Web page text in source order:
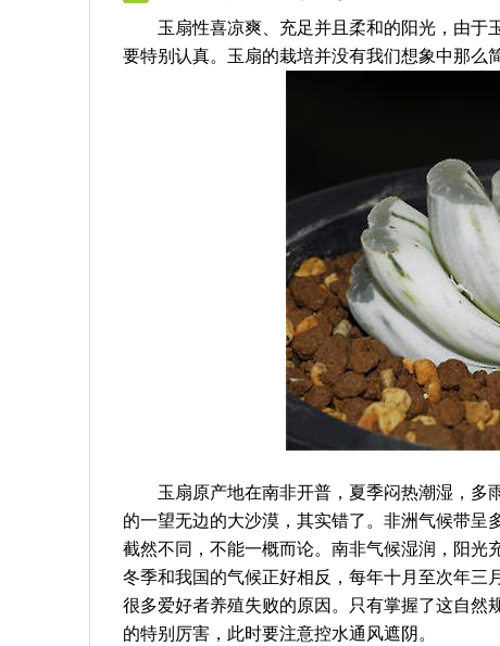
玉扇性喜凉爽、充足并且柔和的阳光，由于
要特别认真。玉扇的栽培并没有我们想象中那么
玉扇原产地在南非开普，夏季闷热潮湿，多
的一望无边的大沙漠，其实错了。非洲气候带
截然不同，不能一概而论。南非气候湿润，阳光
冬季和我国的气候正好相反，每年十月至次年三
很多爱好者养殖失败的原因。只有掌握了这自然
的特别厉害，此时要注意控水通风遮阴。